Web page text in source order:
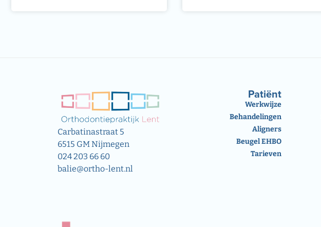
Carbatinastraat 5
6515 GM Nijmegen
024 203 66 60
balie@ortho-lent.nl
Patiënt
Werkwijze
Behandelingen
Aligners
Beugel EHBO
Tarieven